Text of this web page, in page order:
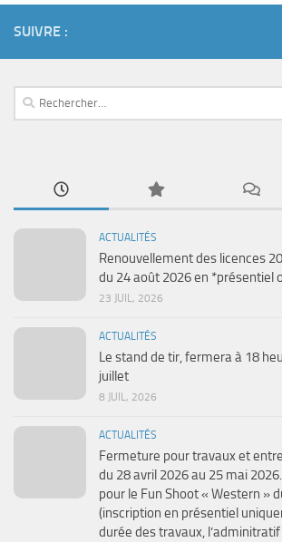
SUIVRE :
Rechercher :
ACTUALITÉS
Renouvellement des licences
du 24 août 2026 en *présentiel
23 JUIL, 2026
ACTUALITÉS
Le stand de tir, fermera à 18
juillet
8 JUIL, 2026
ACTUALITÉS
Fermeture pour travaux et
du 28 avril 2026 au 25 mai
pour le Fun Shoot « Western »
(inscription en présentiel
durée des travaux,